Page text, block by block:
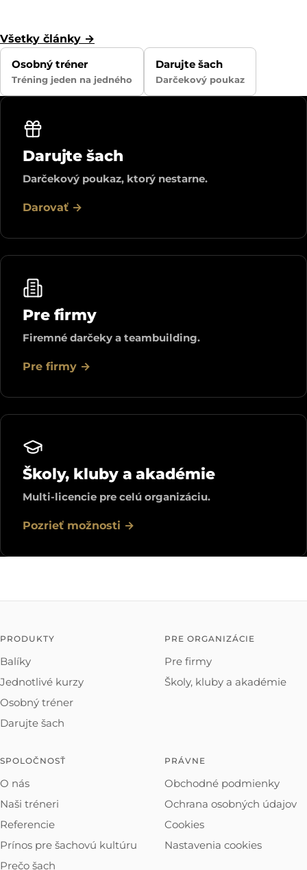
Všetky články →
Osobný tréner
Tréning jeden na jedného
Darujte šach
Darčekový poukaz
Darujte šach
Darčekový poukaz, ktorý nestarne.
Darovať →
Pre firmy
Firemné darčeky a teambuilding.
Pre firmy →
Školy, kluby a akadémie
Multi-licencie pre celú organizáciu.
Pozrieť možnosti →
PRODUKTY
Balíky
Jednotlivé kurzy
Osobný tréner
Darujte šach
PRE ORGANIZÁCIE
Pre firmy
Školy, kluby a akadémie
SPOLOČNOSŤ
O nás
Naši tréneri
Referencie
Prínos pre šachovú kultúru
Prečo šach
PRÁVNE
Obchodné podmienky
Ochrana osobných údajov
Cookies
Nastavenia cookies